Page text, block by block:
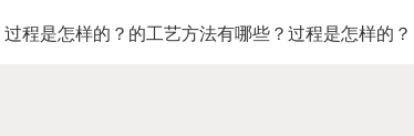
程是怎样的？的工艺方法有哪些？过程是怎样的？